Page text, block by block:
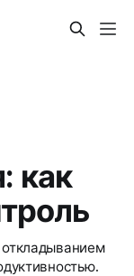
как
откладыванием